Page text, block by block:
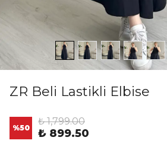
ZR Beli Lastikli Elbise
%50
₺ 1,799.00
₺ 899.50